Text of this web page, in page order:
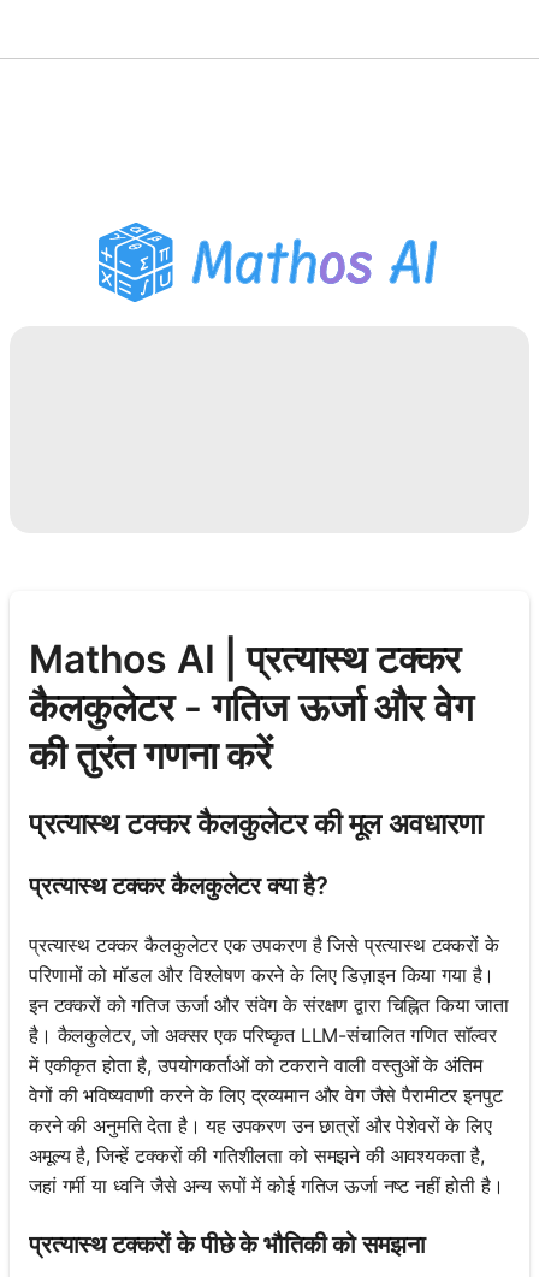
PDF होमवर्क सहायक
अध्ययन उपकरण
Mathos AI | प्रत्यास्थ टक्कर
कैलकुलेटर - गतिज ऊर्जा और वेग
की तुरंत गणना करें
प्रत्यास्थ टक्कर कैलकुलेटर की मूल अवधारणा
प्रत्यास्थ टक्कर कैलकुलेटर क्या है?
प्रत्यास्थ टक्कर कैलकुलेटर एक उपकरण है जिसे प्रत्यास्थ टक्करों के
परिणामों को मॉडल और विश्लेषण करने के लिए डिज़ाइन किया गया है।
इन टक्करों को गतिज ऊर्जा और संवेग के संरक्षण द्वारा चिह्नित किया जाता
है। कैलकुलेटर, जो अक्सर एक परिष्कृत LLM-संचालित गणित सॉल्वर
में एकीकृत होता है, उपयोगकर्ताओं को टकराने वाली वस्तुओं के अंतिम
वेगों की भविष्यवाणी करने के लिए द्रव्यमान और वेग जैसे पैरामीटर इनपुट
करने की अनुमति देता है। यह उपकरण उन छात्रों और पेशेवरों के लिए
अमूल्य है, जिन्हें टक्करों की गतिशीलता को समझने की आवश्यकता है,
जहां गर्मी या ध्वनि जैसे अन्य रूपों में कोई गतिज ऊर्जा नष्ट नहीं होती है।
प्रत्यास्थ टक्करों के पीछे के भौतिकी को समझना